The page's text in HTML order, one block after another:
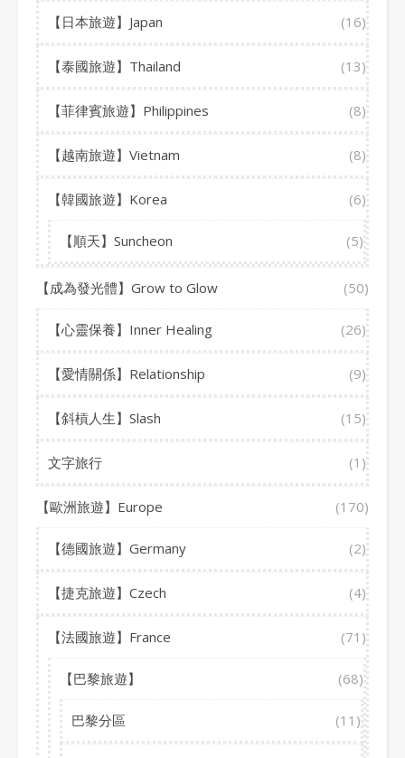
【日本旅遊】Japan (16)
【泰國旅遊】Thailand (13)
【菲律賓旅遊】Philippines (8)
【越南旅遊】Vietnam (8)
【韓國旅遊】Korea (6)
【順天】Suncheon (5)
【成為發光體】Grow to Glow (50)
【心靈保養】Inner Healing (26)
【愛情關係】Relationship (9)
【斜槓人生】Slash (15)
文字旅行 (1)
【歐洲旅遊】Europe (170)
【德國旅遊】Germany (2)
【捷克旅遊】Czech (4)
【法國旅遊】France (71)
【巴黎旅遊】 (68)
巴黎分區 (11)